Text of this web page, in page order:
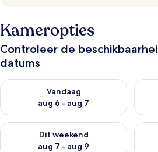
Kameropties
Controleer de
datums
Vandaag
aug 6 - aug 7
De beschikbaarheid controlerenDe
Dit weekend
aug 7 - aug 9
De beschikbaarheid controlerenDe